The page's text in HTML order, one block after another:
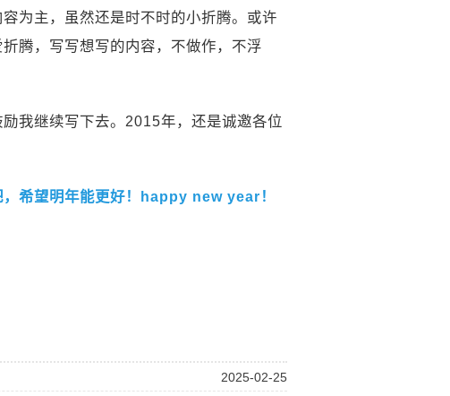
为主，虽然还是时不时的小折腾。或许
腾，写写想写的内容，不做作，不浮
我继续写下去。2015年，还是诚邀各位
希望明年能更好！happy new year！
2025-02-25